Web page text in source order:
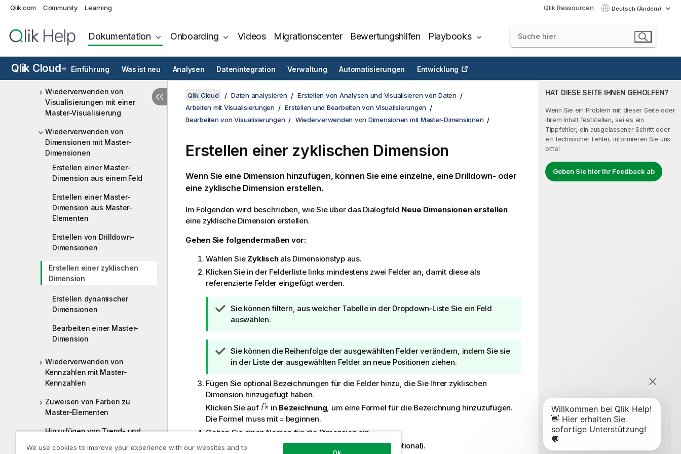
Qlik.com Community Learning Qlik Ressourcen Deutsch (Ändern)
Dokumentation Onboarding Videos Migrationscenter Bewertungshilfen Playbooks
Qlik Cloud ® Einführung Was ist neu Analysen Datenintegration Verwaltung Automatisierungen Entwicklung
Art von Visualisierung
Ändern der Daten einer
Visualisierung
Ändern der Darstellung einer
Visualisierung
Wiederverwenden von
Visualisierungen mit einer
Master-Visualisierung
Wiederverwenden von
Dimensionen mit Master-
Dimensionen
Erstellen einer Master-
Dimension aus einem Feld
Erstellen einer Master-
Dimension aus Master-
Elementen
Erstellen von Drilldown-
Dimensionen
Erstellen einer zyklischen
Dimension
Erstellen dynamischer
Dimensionen
Bearbeiten einer Master-
Dimension
Wiederverwenden von
Kennzahlen mit Master-
Kennzahlen
Zuweisen von Farben zu
Master-Elementen
Hinzufügen von Trend- und
Visualisierungen
HAT DIESE SEITE IHNEN GEHOLFEN?
Wenn Sie ein Problem mit dieser Seite oder
ihrem Inhalt feststellen, sei es ein
Tippfehler, ein ausgelassener Schritt oder
ein technischer Fehler, informieren Sie uns
bitte!
Geben Sie hier Ihr Feedback ab
Qlik Cloud Daten analysieren
Erstellen von Analysen und Visualisieren von Daten
Arbeiten mit Visualisierungen
Erstellen und Bearbeiten von Visualisierungen
Bearbeiten von Visualisierungen
Wiederverwenden von Dimensionen mit Master-Dimensionen
Erstellen einer zyklischen Dimension
Wenn Sie eine Dimension hinzufügen, können Sie eine einzelne, eine Drilldown- oder
eine zyklische Dimension erstellen.
Im Folgenden wird beschrieben, wie Sie über das Dialogfeld Neue Dimensionen erstellen
eine zyklische Dimension erstellen.
Gehen Sie folgendermaßen vor:
Wählen Sie Zyklischals Dimensionstyp aus.
Klicken Sie in der Felderliste links mindestens zwei Felder an, damit diese als
referenzierte Felder eingefügt werden.
T
i
h
i
w
e
i
s
Sie können filtern, aus welcher Tabelle in der Dropdown-Liste Sie ein Feld
auswählen.
T
i
p
h
i
n
w
i
Sie können die Reihenfolge der ausgewählten Felder verändern, indem Sie sie
in der Liste der ausgewählten Felder an neue Positionen ziehen.
Fügen Sie optional Bezeichnungen für die Felder hinzu, die Sie Ihrer zyklischen
Dimension hinzugefügt haben.
Klicken Sie auf
in Bezeichnung, um eine Formel für die Bezeichnung hinzuzufügen.
Die Formel muss mit =beginnen.
Geben Sie einen Namen für die Dimension ein.
Geben Sie eine Beschreibung für die Dimension ein (optional).
We use cookies to improve your experience with our websites and to